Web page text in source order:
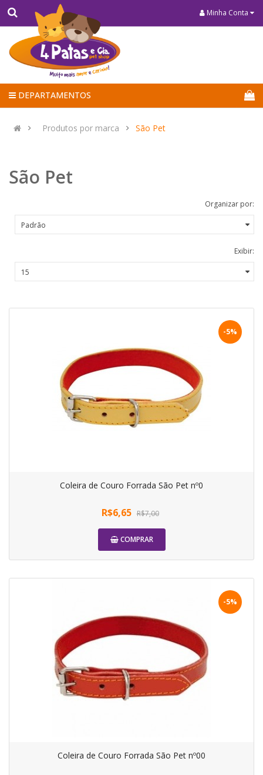
Minha Conta
DEPARTAMENTOS
Produtos por marca São Pet
São Pet
Organizar por:
Exibir:
-5%
Coleira de Couro Forrada São Pet nº0
R$6,65 R$7,00
COMPRAR
-5%
Coleira de Couro Forrada São Pet nº00